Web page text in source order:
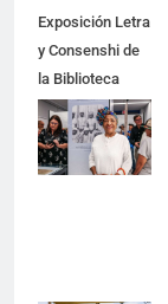
Exposición Letra
y Consenshi de
la Biblioteca
Nacional de
Aruba en San
Nicolás.